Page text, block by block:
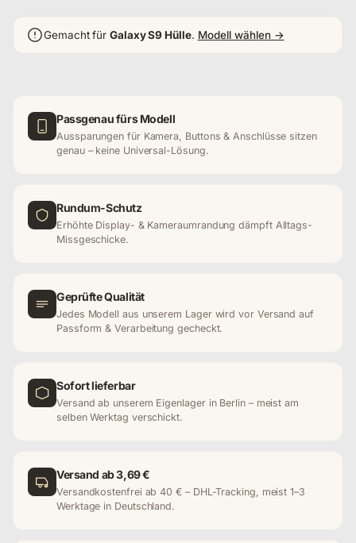
Gemacht fürGalaxy S9 Hülle. Modell wählen →
Passgenau fürs Modell
Aussparungen für Kamera, Buttons & Anschlüsse sitzen
genau – keine Universal-Lösung.
Rundum-Schutz
Erhöhte Display- & Kameraumrandung dämpft Alltags-
Missgeschicke.
Geprüfte Qualität
Jedes Modell aus unserem Lager wird vor Versand auf
Passform & Verarbeitung gecheckt.
Sofort lieferbar
Versand ab unserem Eigenlager in Berlin – meist am
selben Werktag verschickt.
Versand ab 3,69 €
Versandkostenfrei ab 40 € – DHL-Tracking, meist 1–3
Werktage in Deutschland.